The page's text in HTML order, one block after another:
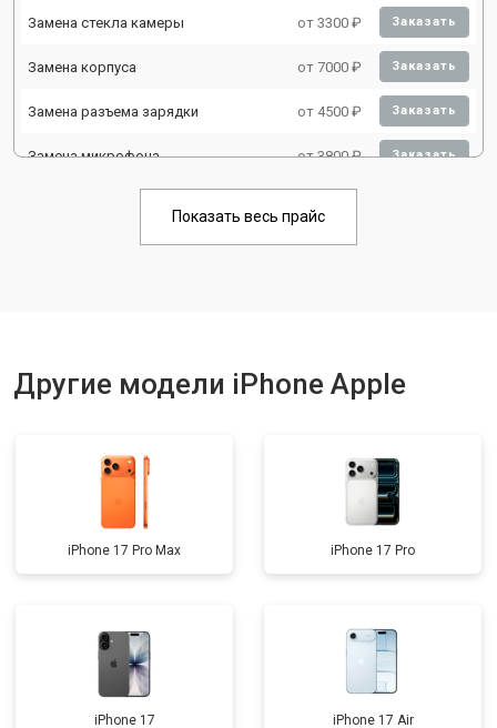
Замена стекла камеры от 3300 ₽ Заказать
Замена корпуса от 7000 ₽ Заказать
Замена разъема зарядки от 4500 ₽ Заказать
Замена микрофона от 3800 ₽ Заказать
от 3800 ₽
Показать весь прайс
Другие модели iPhone Apple
iPhone 17 Pro Max iPhone 17 Pro
iPhone 17 iPhone 17 Air